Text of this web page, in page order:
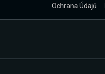
Ochrana Údajů